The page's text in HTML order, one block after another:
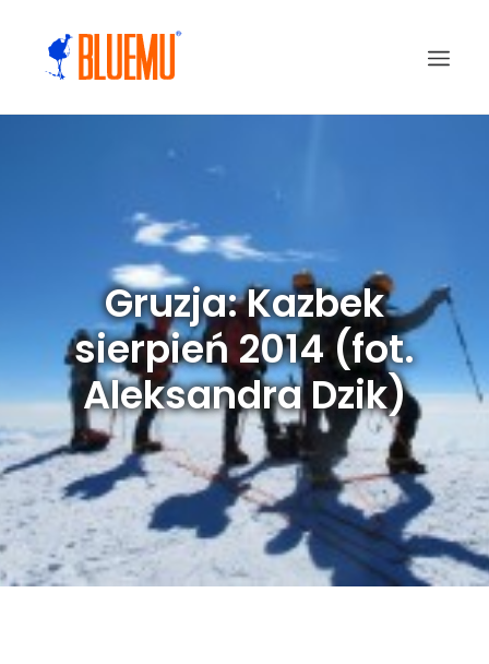
Gruzja: Kazbek
sierpień 2014 (fot.
Aleksandra Dzik)